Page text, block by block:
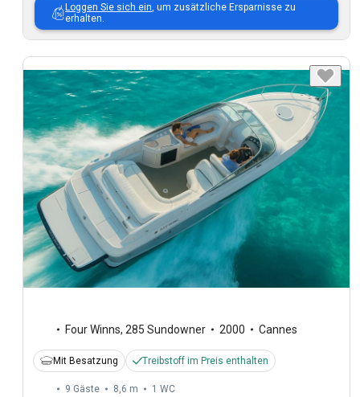
Loggen Sie sich ein, um zusätzliche Ersparnisse zu
erhalten.
Four Winns, 285 Sundowner 2000 Cannes
Mit Besatzung Treibstoff im Preis enthalten
9 Gäste 8,6 m 1 WC